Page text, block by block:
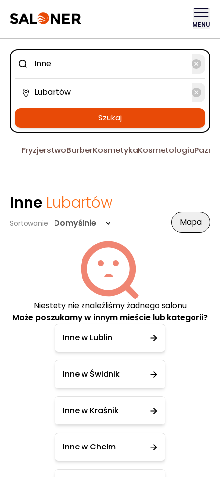
MENU
Szukaj
FryzjerstwoBarberKosmetykaKosmetologia
Inne Lubartów
Sortowanie Domyślnie Mapa
Niestety nie znaleźliśmy żadnego salonu
Może poszukamy w innym mieście lub kategorii?
Inne w Lublin
Inne w Świdnik
Inne w Kraśnik
Inne w Chełm